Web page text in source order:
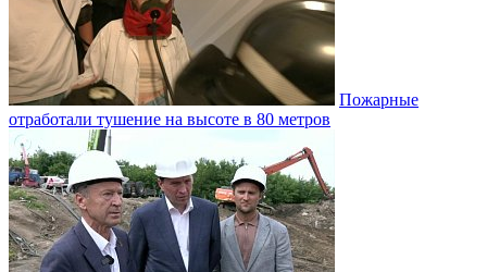
Пожарные
отработали тушение на высоте в 80 метров